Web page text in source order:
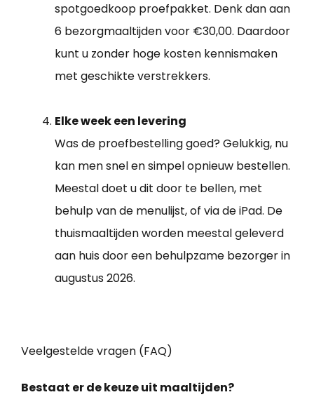
spotgoedkoop proefpakket. Denk dan aan
6 bezorgmaaltijden voor €30,00. Daardoor
kunt u zonder hoge kosten kennismaken
met geschikte verstrekkers.
Elke week een levering
Was de proefbestelling goed? Gelukkig, nu
kan men snel en simpel opnieuw bestellen.
Meestal doet u dit door te bellen, met
behulp van de menulijst, of via de iPad. De
thuismaaltijden worden meestal geleverd
aan huis door een behulpzame bezorger in
augustus 2026.
Veelgestelde vragen (FAQ)
Bestaat er de keuze uit maaltijden?